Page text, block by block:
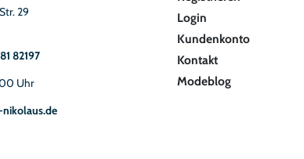
29
82197
Uhr
Login
Kundenkonto
Kontakt
Modeblog